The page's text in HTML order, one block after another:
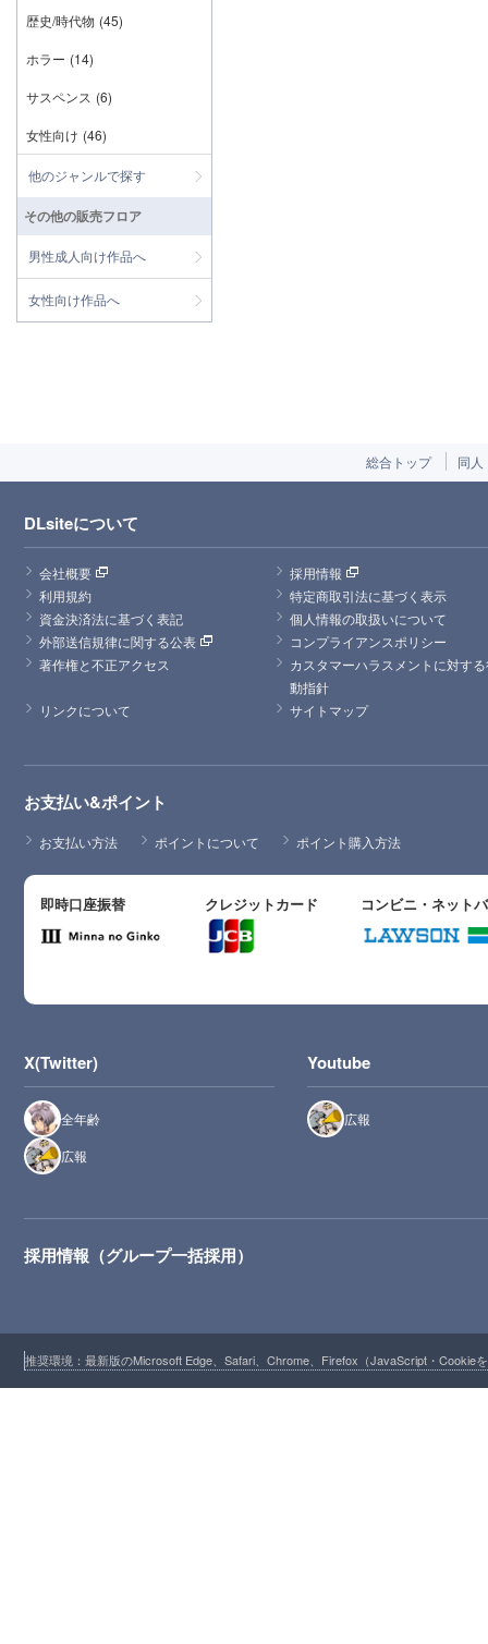
歴史/時代物 (45)
ホラー (14)
サスペンス (6)
女性向け (46)
他のジャンルで探す
その他の販売フロア
男性成人向け作品へ
女性向け作品へ
総合トップ 同人
DLsiteについて
会社概要
採用情報
利用規約
特定商取引法に基づく表示
資金決済法に基づく表記
個人情報の取扱いについて
外部送信規律に関する公表
コンプライアンスポリシー
著作権と不正アクセス
カスタマーハラスメントに対す
動指針
リンクについて
サイトマップ
お支払い&ポイント
お支払い方法 ポイントについて ポイント購入方法
即時口座振替 クレジットカード コンビニ・ネット
X(Twitter)
全年齢
広報
Youtube
広報
採用情報（グループ一括採用）
推奨環境：最新版のMicrosoft Edge、Safari、Chrome、Firefox（JavaScript・Cookie